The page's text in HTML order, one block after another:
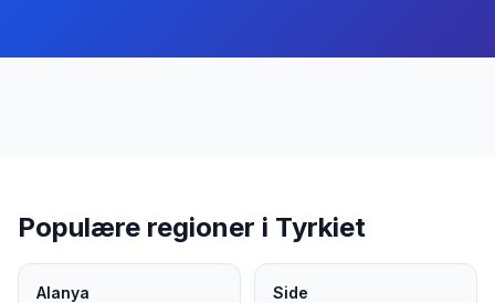
Populære regioner i Tyrkiet
Alanya Side